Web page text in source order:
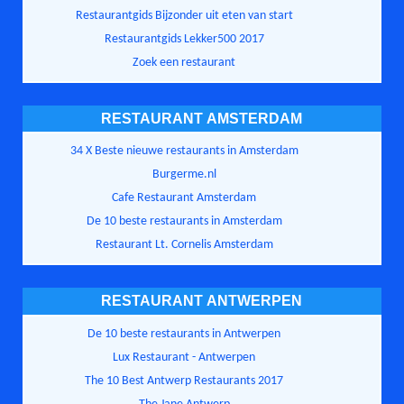
Restaurantgids Bijzonder uit eten van start
Restaurantgids Lekker500 2017
Zoek een restaurant
RESTAURANT AMSTERDAM
34 X Beste nieuwe restaurants in Amsterdam
Burgerme.nl
Cafe Restaurant Amsterdam
De 10 beste restaurants in Amsterdam
Restaurant Lt. Cornelis Amsterdam
RESTAURANT ANTWERPEN
De 10 beste restaurants in Antwerpen
Lux Restaurant - Antwerpen
The 10 Best Antwerp Restaurants 2017